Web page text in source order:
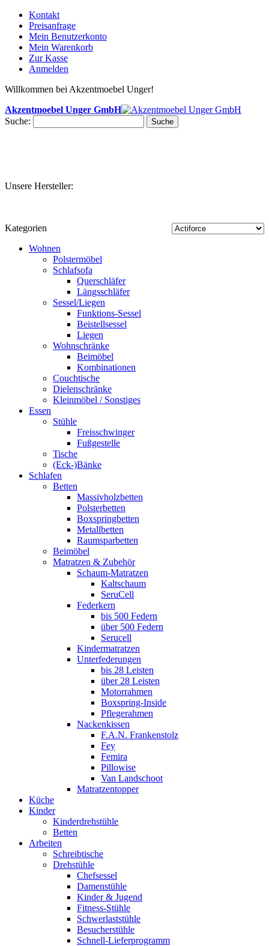
Kontakt
Preisanfrage
Mein Benutzerkonto
Mein Warenkorb
Zur Kasse
Anmelden
Willkommen bei Akzentmoebel Unger!
Akzentmoebel Unger GmbH
Suche:
Suche
Unsere Hersteller:
Kategorien
Wohnen
Polstermöbel
Schlafsofa
Querschläfer
Längsschläfer
Sessel/Liegen
Funktions-Sessel
Beistellsessel
Liegen
Wohnschränke
Beimöbel
Kombinationen
Couchtische
Dielenschränke
Kleinmöbel / Sonstiges
Essen
Stühle
Freisschwinger
Fußgestelle
Tische
(Eck-)Bänke
Schlafen
Betten
Massivholzbetten
Polsterbetten
Boxspringbetten
Metallbetten
Raumsparbetten
Beimöbel
Matratzen & Zubehör
Schaum-Matratzen
Kaltschaum
SeruCell
Federkern
bis 500 Federn
über 500 Federn
Serucell
Kindermatratzen
Unterfederungen
bis 28 Leisten
über 28 Leisten
Motorrahmen
Boxspring-Inside
Pflegerahmen
Nackenkissen
F.A.N. Frankenstolz
Fey
Femira
Pillowise
Van Landschoot
Matratzentopper
Küche
Kinder
Kinderdrehstühle
Betten
Arbeiten
Schreibtische
Drehstühle
Chefsessel
Damenstühle
Kinder & Jugend
Fitness-Stühle
Schwerlaststühle
Besucherstühle
Schnell-Lieferprogramm